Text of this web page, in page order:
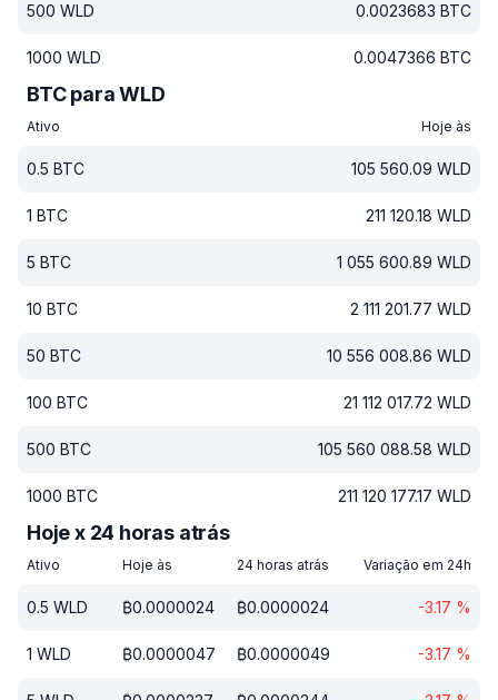
500 WLD 0.0023683 BTC
1000 WLD 0.0047366 BTC
BTC para WLD
Ativo Hoje às
0.5 BTC 105 560.09 WLD
1 BTC 211 120.18 WLD
5 BTC 1 055 600.89 WLD
10 BTC 2 111 201.77 WLD
50 BTC 10 556 008.86 WLD
100 BTC 21 112 017.72 WLD
500 BTC 105 560 088.58 WLD
1000 BTC 211 120 177.17 WLD
Hoje x 24 horas atrás
Ativo Hoje às 24 horas atrás Variação em 24h
0.5 WLD ₿0.0000024 ₿0.0000024 -3.17 %
1 WLD ₿0.0000047 ₿0.0000049 -3.17 %